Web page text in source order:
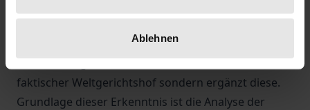
Ablehnen
bestimmt. Die Fachgerichtsbarkeit des ISGH
faktischer Weltgerichtshof sondern ergänzt diese.
Grundlage dieser Erkenntnis ist die Analyse der